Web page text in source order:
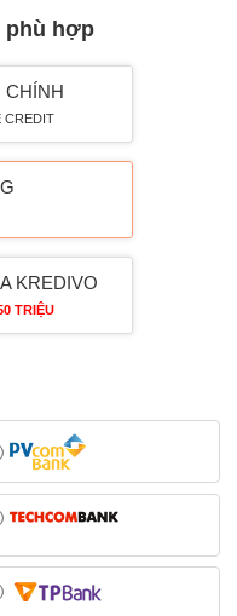
phù hợp
CHÍNH
CREDIT
KREDIVO
TRIỆU